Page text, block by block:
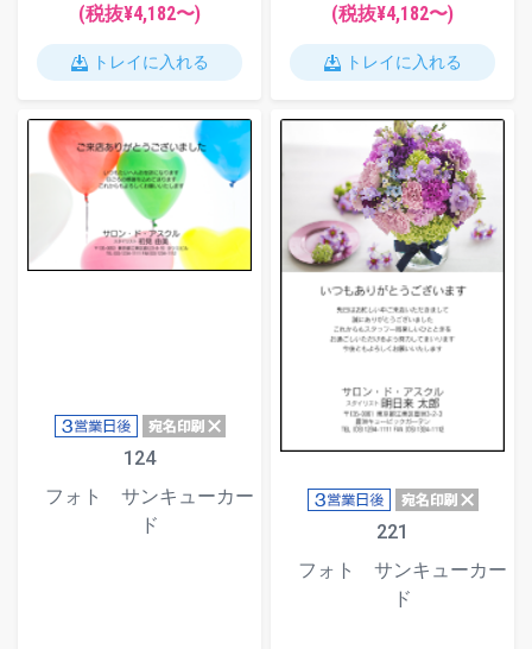
(税抜¥4,182〜)
トレイに入れる
(税抜¥4,182〜)
トレイに入れる
124
フォト サンキューカー
ド
221
フォト サンキューカー
ド